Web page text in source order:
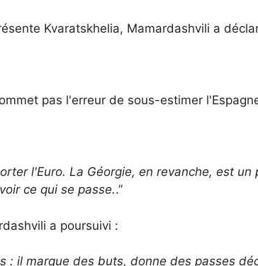
Kvaratskhelia, Mamardashvili a
pas l'erreur de sous-estimer
l'Euro. La Géorgie, en revanche, est
ce qui se passe..”
a poursuivi :
: il marque des buts, donne des passes